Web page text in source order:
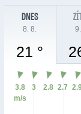
DNES
8. 8.
21 °
3.8
m/s
3 2.8 2.7